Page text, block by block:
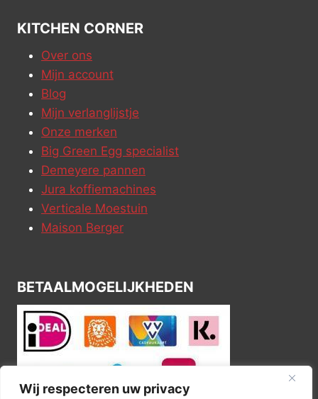
Wij respecteren uw privacy
KITCHEN CORNER
Over ons
Mijn account
Blog
Mijn verlanglijstje
Onze merken
Big Green Egg specialist
Demeyere pannen
Jura koffiemachines
Verticale Moestuin
Maison Berger
BETAALMOGELIJKHEDEN